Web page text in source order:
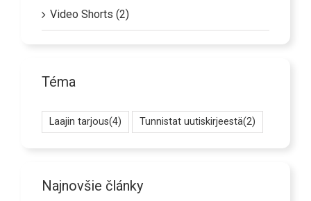
Video Shorts (2)
Téma
Laajin tarjous(4) Tunnistat uutiskirjeestä(2)
Najnovšie články